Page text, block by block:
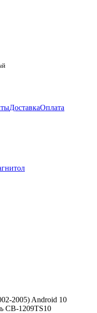
ДоставкаОплата
2005) Android 10
CB-1209TS10